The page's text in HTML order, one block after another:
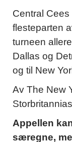
Central
flesteparten
turneen
Dallas og
og til New
Av The New
Storbritannias
Appellen
særegne,